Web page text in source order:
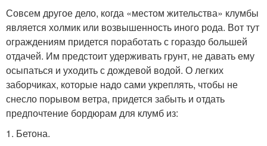
Совсем другое дело, когда «местом жительства» клумбы
является холмик или возвышенность иного рода. Вот тут
ограждениям придется поработать с гораздо большей
отдачей. Им предстоит удерживать грунт, не давать ему
осыпаться и уходить с дождевой водой. О легких
заборчиках, которые надо сами укреплять, чтобы не
снесло порывом ветра, придется забыть и отдать
предпочтение бордюрам для клумб из:
1.​ Бетона.